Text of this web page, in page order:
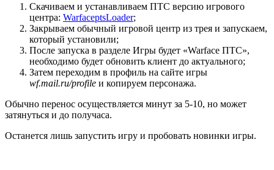
Скачиваем и устанавливаем ПТС версию игрового
центра: WarfaceptsLoader;
Закрываем обычный игровой центр из трея и запускаем,
который установили;
После запуска в разделе Игры будет «Warface ПТС»,
необходимо будет обновить клиент до актуального;
Затем переходим в профиль на сайте игры
wf.mail.ru/profile и копируем персонажа.
Обычно перенос осуществляется минут за 5-10, но может
затянуться и до получаса.
Останется лишь запустить игру и пробовать новинки игры.